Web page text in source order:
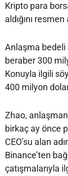
Kripto para
aldığını resmen
Anlaşma bedeli
beraber 300
Konuyla ilgili
400 milyon
Zhao,
birkaç ay önce
CEO’su alan
Binance’ten
çatışmalarıyla